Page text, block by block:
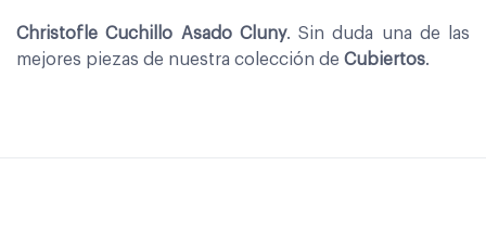
Christofle Cuchillo Asado Cluny. Sin duda una de las
mejores piezas de nuestra colección de Cubiertos.